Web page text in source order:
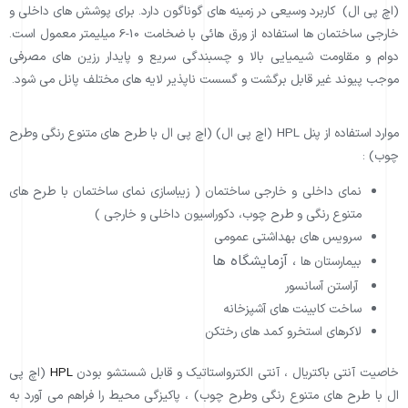
(اچ پی ال) کاربرد وسیعی در زمینه های گوناگون دارد. برای پوشش های داخلی و
خارجی ساختمان ها استفاده از ورق هائی با ضخامت 10-6 میلیمتر معمول است.
دوام و مقاومت شیمیایی بالا و چسبندگی سریع و پایدار رزین های مصرفی
موجب پیوند غیر قابل برگشت و گسست ناپذیر لایه های مختلف پانل می شود.
موارد استفاده از پنل HPL (اچ پی ال) (اچ پی ال با طرح های متنوع رنگی وطرح
چوب) :
نمای داخلی و خارجی ساختمان ( زیباسازی نمای ساختمان با طرح های
متنوع رنگی و طرح چوب، دکوراسیون داخلی و خارجی )
سرویس های بهداشتی عمومی
بیمارستان ها ، آزمایشگاه ها
آراستن آسانسور
ساخت کابینت های آشپزخانه
لاکرهای استخرو کمد های رختکن
خاصیت آنتی باکتریال ، آنتی الکترواستاتیک و قابل شستشو بودنHPL (اچ پی
ال با طرح های متنوع رنگی وطرح چوب) ، پاکیزگی محیط را فراهم می آورد به